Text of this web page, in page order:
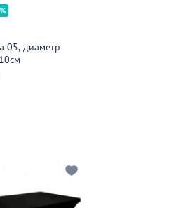
05, диаметр